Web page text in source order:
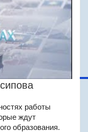
работы
ждут
образования.